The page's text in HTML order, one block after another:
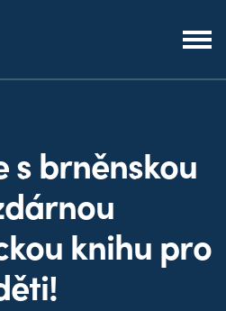
s brněnskou
knihu pro